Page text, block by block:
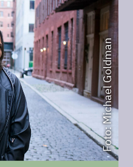
Foto: Michael Goldman